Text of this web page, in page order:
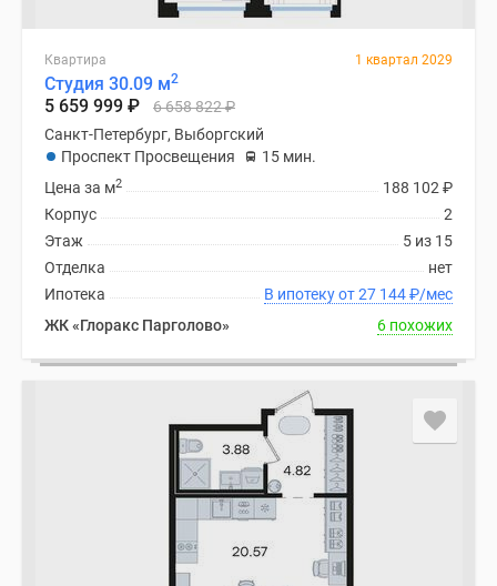
Коттеджные
поселки
водоема
Коттеджные
поселки
ипотеку
Бизнес-
центры
Квартира 1 квартал 2029
Студия 30.09 м2
5 659 999 ₽ 6 658 822₽
Санкт-Петербург, Выборгский
Проспект Просвещения
15 мин.
188 102 ₽
Цена за м2
2
Корпус
5 из 15
Этаж
нет
Отделка
В ипотеку от 27 144₽/мес
Ипотека
ЖК «Глоракс Парголово»
6 похожих